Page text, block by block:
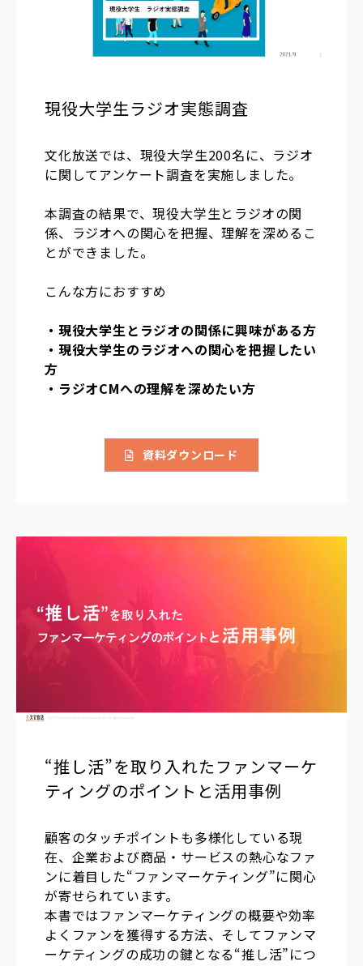
現役大学生ラジオ実態調査
文化放送では、現役大学生200名に、ラジオ
に関してアンケート調査を実施しました。
本調査の結果で、現役大学生とラジオの関
係、ラジオへの関心を把握、理解を深めるこ
とができました。
こんな方におすすめ
・現役大学生とラジオの関係に興味がある方
・現役大学生のラジオへの関心を把握したい
方
・ラジオCMへの理解を深めたい方
資料ダウンロード
“推し活”を取り入れたファンマーケ
ティングのポイントと活用事例
顧客のタッチポイントも多様化している現
在、企業および商品・サービスの熱心なファ
ンに着目した“ファンマーケティング”に関心
が寄せられています。
本書ではファンマーケティングの概要や効率
よくファンを獲得する方法、そしてファンマ
ーケティングの成功の鍵となる“推し活”につ